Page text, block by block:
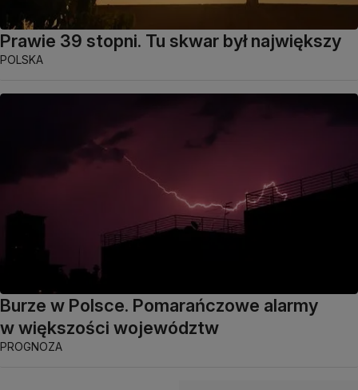
Prawie 39 stopni. Tu skwar był największy
POLSKA
Burze w Polsce. Pomarańczowe alarmy
w większości województw
PROGNOZA